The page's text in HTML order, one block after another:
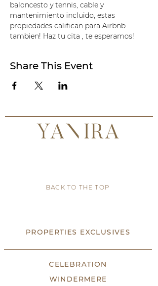
baloncesto y tennis, cable y
mantenimiento incluido, estas
propiedades califican para Airbnb
tambien! Haz tu cita , te esperamos!
Share This Event
BACK TO THE TOP
PROPERTIES EXCLUSIVES
CELEBRATION
WINDERMERE